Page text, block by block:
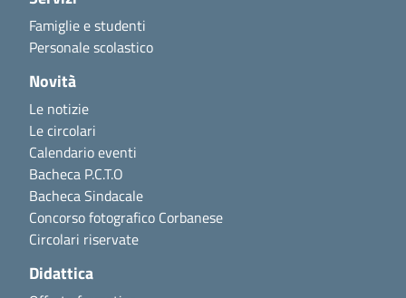
Famiglie e studenti
Personale scolastico
Novità
Le notizie
Le circolari
Calendario eventi
Bacheca P.C.T.O
Bacheca Sindacale
Concorso fotografico Corbanese
Circolari riservate
Didattica